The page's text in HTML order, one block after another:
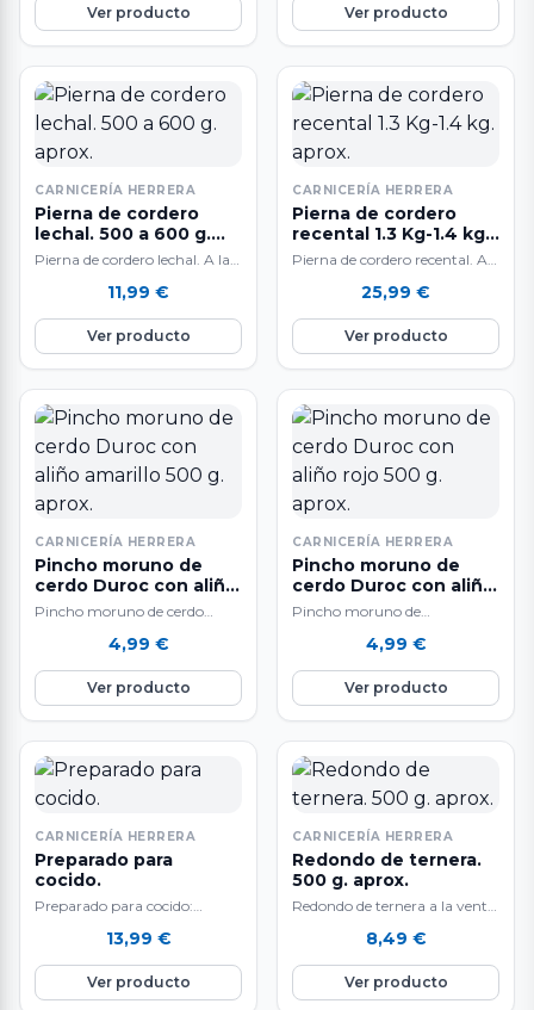
Ver producto Ver producto
CARNICERÍA HERRERA
Pierna de cordero
lechal. 500 a 600 g.
aprox.
Pierna de cordero lechal. A la
600 g. aproximadamente.…
11,99 €
Ver producto
CARNICERÍA HERRERA
Pierna de cordero
recental 1.3 Kg-1.4 kg.
aprox.
Pierna de cordero recental. A
del producto es aproximado…
25,99 €
Ver producto
CARNICERÍA HERRERA
Pincho moruno de
cerdo Duroc con aliño
amarillo 500 g. aprox.
Pincho moruno de cerdo
venta por unidades 5 Ud.…
4,99 €
Ver producto
CARNICERÍA HERRERA
Pincho moruno de
cerdo Duroc con aliño
rojo 500 g. aprox.
Pincho moruno de
la venta por unidades. 5 Ud.
aprox…
4,99 €
Ver producto
CARNICERÍA HERRERA
Preparado para
cocido.
Preparado para cocido:
espinazo salado, tocino, hueso
fresco y chorizo. 1…
13,99 €
Ver producto
CARNICERÍA HERRERA
Redondo de ternera.
500 g. aprox.
Redondo de ternera a la venta
aproximadamente. Se vende a
gusto del…
8,49 €
Ver producto